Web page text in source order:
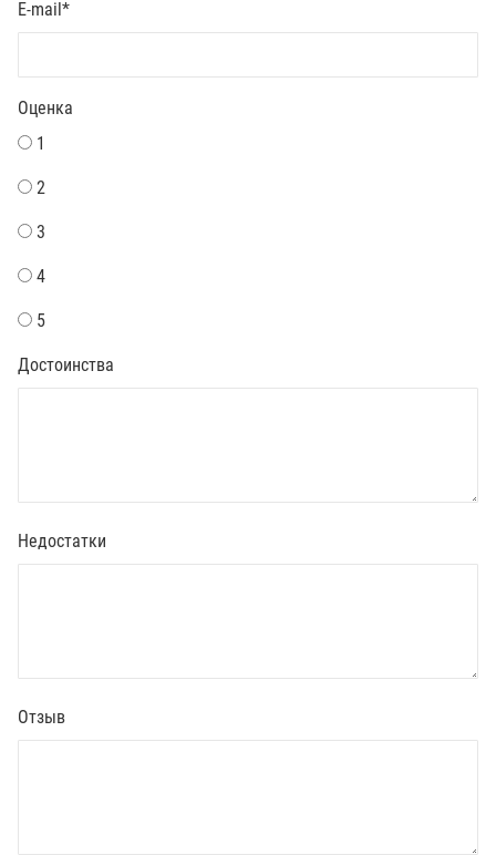
E-mail*
Оценка
1
2
3
4
5
Достоинства
Недостатки
Отзыв